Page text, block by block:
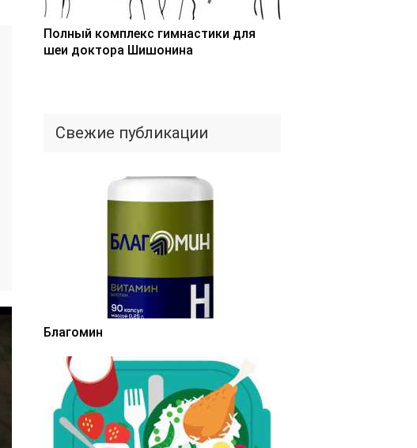
Полный комплекс гимнастики для
шеи доктора Шишонина
Свежие публикации
Благомин